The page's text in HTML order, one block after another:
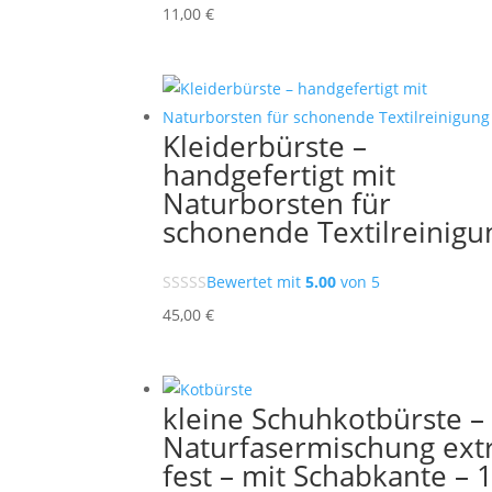
11,00€
Kleiderbürste –
handgefertigt mit
Naturborsten für
schonende
Bewertet mit5.00 von 5
45,00€
kleine Schuhkotbürste –
Naturfasermischung
fest – mit Schabkante –